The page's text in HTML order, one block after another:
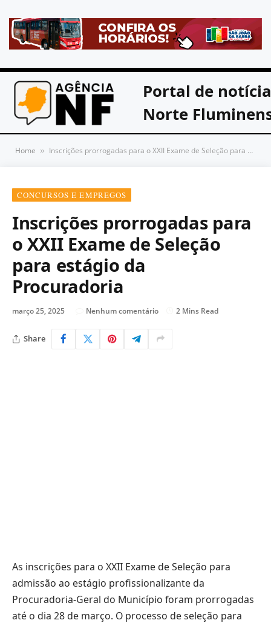
Portal de
Norte
Home » Inscrições prorrogadas para o XXII Exame de Seleção para estágio da Procuradoria
CONCURSOS E EMPREGOS
Inscrições prorrogadas para
o XXII Exame de Seleção
para estágio da
Procuradoria
março 25, 2025 Nenhum comentário 2 Mins Read
Share
As inscrições para o XXII Exame de Seleção para
admissão ao estágio profissionalizante da
Procuradoria-Geral do Município foram prorrogadas
até o dia 28 de março. O processo de seleção para